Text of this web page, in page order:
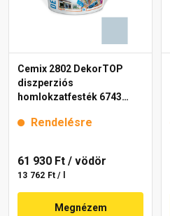
Cemix 2802 DekorTOP
diszperziós
homlokzatfesték 6743
Rendelésre
61 930 Ft / vödör
13 762 Ft / l
Megnézem